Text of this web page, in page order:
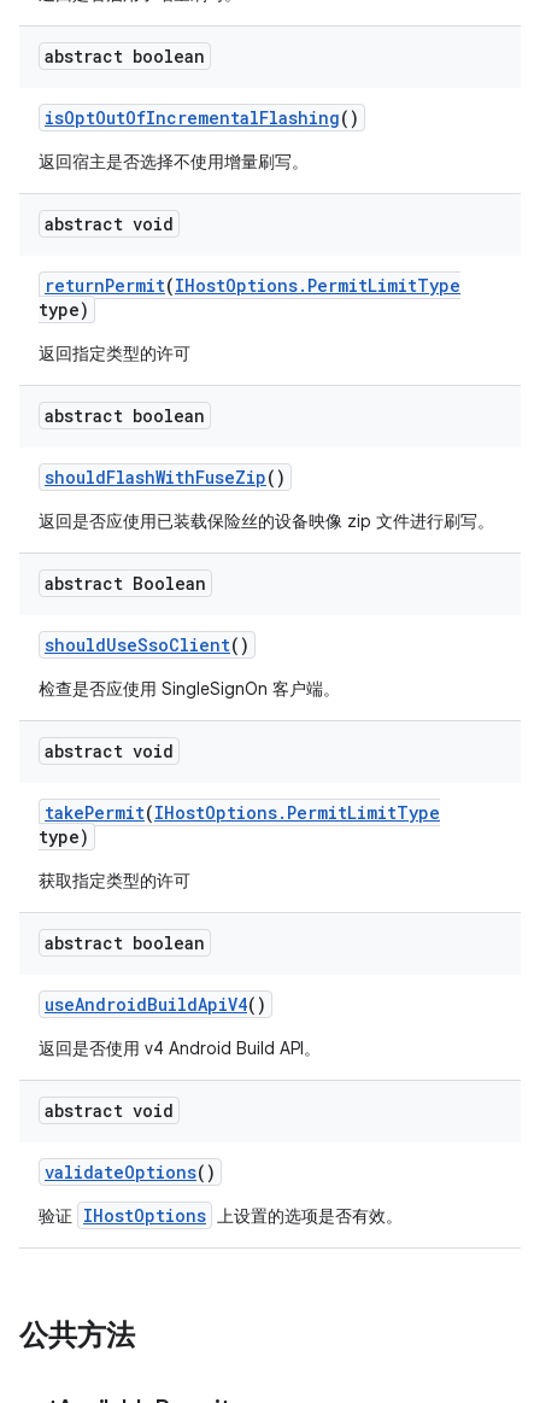
abstract boolean
isOptOutOfIncrementalFlashing()
返回宿主是否选择不使用增量刷写。
abstract void
returnPermit(IHostOptions. PermitLimitType
type)
返回指定类型的许可
abstract boolean
shouldFlashWithFuseZip()
返回是否应使用已装载保险丝的设备映像 zip 文件进行刷写。
abstract Boolean
shouldUseSsoClient()
检查是否应使用 SingleSignOn 客户端。
abstract void
takePermit(IHostOptions. PermitLimitType
type)
获取指定类型的许可
abstract boolean
useAndroidBuildApiV4()
返回是否使用 v4 Android Build API。
abstract void
validateOptions()
验证 IHostOptions 上设置的选项是否有效。
公共方法